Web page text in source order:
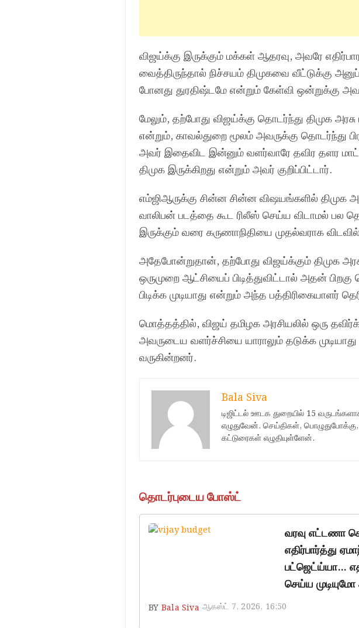
விஜய்க்கு இருக்கும் மக்கள் ஆதரவு, அவரே
வைத்திருந்தால் நிச்சயம் திமுகவை வீட்டுக்கு
போனது துரதிஷ்டமே என்றும் கேள்வி ஒன்றுக்கு
மேலும், தற்போது விஜய்க்கு தொடர்ந்து திமுக
என்றும், காவல்துறை மூலம் அவருக்கு தொடர்ந்து
அவர் இதைவிட இன்னும் வளர்வாரே தவிர தளர
திமுக இருக்கிறது என்றும் அவர் குறிப்பிட்டார்.
எம்ஜிஆருக்கு சின்ன சின்ன விஷயங்களில் திமுக
வாலிபன் படத்தை கூட ரிலீஸ் செய்ய விடாமல் பல
இருக்கும் வரை கருணாநிதியை முதல்வராக
அதேபோன்றுதான், தற்போது விஜய்க்கும் திமுக
ஒருமுறை ஆட்சியைப் பிடித்துவிட்டால் அதன்
பிடிக்க முடியாது என்றும் அந்த பத்திரிகையாளர்
மொத்தத்தில், விஜய் தமிழக அரசியலில் ஒரு
அவருடைய வளர்ச்சியை யாராலும் தடுக்க
வருகின்றனர்.
Bala Siva
டிஜிட்டல் ஊடக துறையில் 15
எழுதுவேன். செய்திகள்,
கட்டுரைகள் எழுதியுள்ளேன்.
தொடர்புடைய போஸ்ட்
வரவு எட்டணா
எதிர்பார்த்து
பட்ஜெட்ய்யா…
செய்ய
BY Bala Siva ஆகஸ்ட் 7, 2026, 16:50